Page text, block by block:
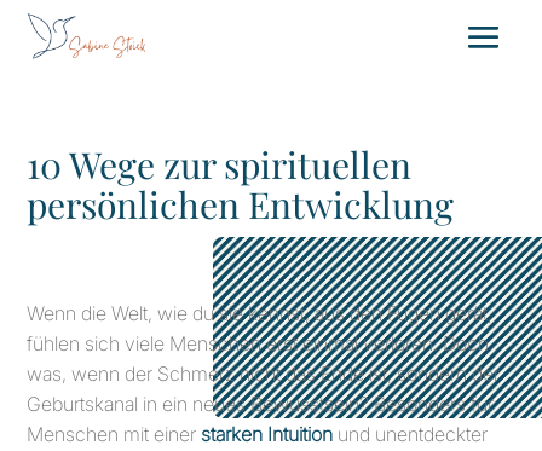
10 Wege zur spirituellen
persönlichen Entwicklung
Wenn die Welt, wie du sie kennst, aus den Fugen gerät,
fühlen sich viele Menschen erst einmal verloren. Doch
was, wenn der Schmerz nicht das Ende ist, sondern der
Geburtskanal in ein neues Bewusstsein? Besonders für
Menschen mit einer starken Intuition und unentdeckter